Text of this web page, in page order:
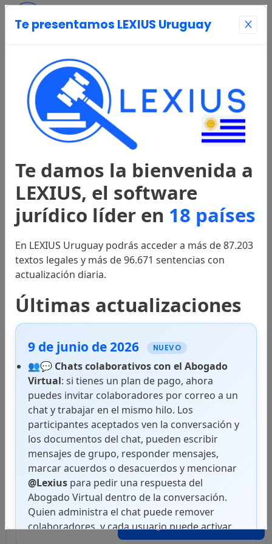
Abogado Virtual
Te presentamos LEXIUS Uruguay
Te damos la bienvenida a
LEXIUS, el software
jurídico líder en 18 países
En LEXIUS Uruguay podrás acceder a más de 87.203
textos legales y más de 96.671 sentencias con
actualización diaria.
Últimas actualizaciones
9 de junio de 2026 NUEVO
👥💬 Chats colaborativos con el Abogado
Virtual: si tienes un plan de pago, ahora
puedes invitar colaboradores por correo a un
chat y trabajar en el mismo hilo. Los
participantes aceptados ven la conversación y
los documentos del chat, pueden escribir
mensajes de grupo, responder mensajes,
marcar acuerdos o desacuerdos y mencionar
@Lexius para pedir una respuesta del
Abogado Virtual dentro de la conversación.
Quien administra el chat puede remover
colaboradores, y cada usuario puede activar
notificaciones push en superficies
Página Principal
Entrar
Registrarse
Legislación
Constitución
Códigos
Leyes
Decretos
Reglamentos